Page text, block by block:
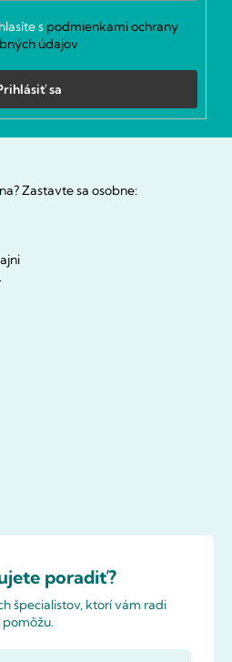
s podmienkami ochrany
údajov
sa
Zastavte sa osobne:
poradiť?
špecialistov, ktorí vám radi
pomôžu.